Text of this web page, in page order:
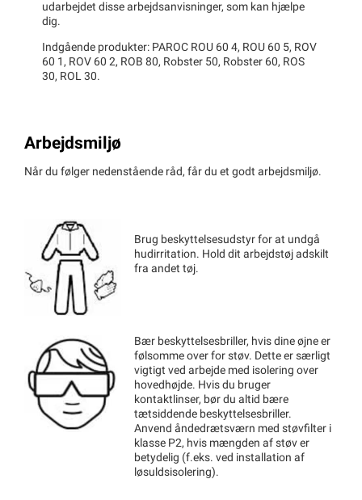
udarbejdet disse arbejdsanvisninger, som kan hjælpe
dig.
Indgående produkter: PAROC ROU 60 4, ROU 60 5, ROV
60 1, ROV 60 2, ROB 80, Robster 50, Robster 60, ROS
30, ROL 30.
Arbejdsmiljø
Når du følger nedenstående råd, får du et godt arbejdsmiljø.
Brug beskyttelsesudstyr for at undgå
hudirritation. Hold dit arbejdstøj adskilt
fra andet tøj.
Bær beskyttelsesbriller, hvis dine øjne er
følsomme over for støv. Dette er særligt
vigtigt ved arbejde med isolering over
hovedhøjde. Hvis du bruger
kontaktlinser, bør du altid bære
tætsiddende beskyttelsesbriller.
Anvend åndedrætsværn med støvfilter i
klasse P2, hvis mængden af støv er
betydelig (f.eks. ved installation af
løsuldsisolering).